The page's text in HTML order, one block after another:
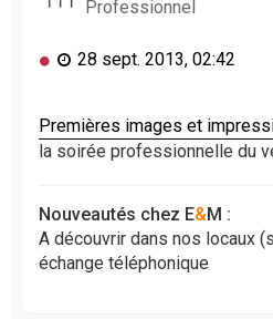
Professionnel
M
s
a
g
n
o
n
l
28 sept. 2013, 02:42
Premières images et
la soirée professionnelle du
Nouveautés chez E&M :
A découvrir dans nos locaux
échange téléphonique